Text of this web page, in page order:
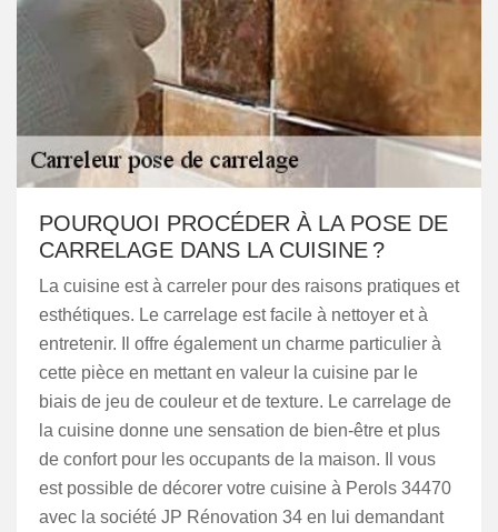
POURQUOI PROCÉDER À LA POSE DE
CARRELAGE DANS LA CUISINE ?
La cuisine est à carreler pour des raisons pratiques et
esthétiques. Le carrelage est facile à nettoyer et à
entretenir. Il offre également un charme particulier à
cette pièce en mettant en valeur la cuisine par le
biais de jeu de couleur et de texture. Le carrelage de
la cuisine donne une sensation de bien-être et plus
de confort pour les occupants de la maison. Il vous
est possible de décorer votre cuisine à Perols 34470
avec la société JP Rénovation 34 en lui demandant